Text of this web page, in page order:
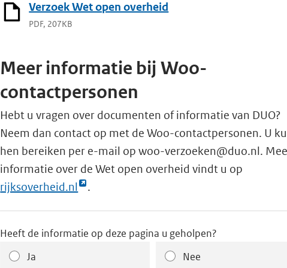
Verzoek Wet open overheid
PDF, 207KB
Meer informatie bij Woo-
contactpersonen
Hebt u vragen over documenten of informatie van DUO?
Neem dan contact op met de Woo-contactpersonen. U
hen bereiken per e-mail op woo-verzoeken@duo.nl.
informatie over de Wet open overheid vindt u op
rijksoverheid.nl
Link
pagina
in
.
Heeft de informatie op deze pagina u geholpen?
Ja
Nee